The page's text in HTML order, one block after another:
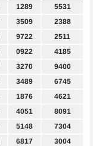
1289
5531
3509
2388
9722
2511
0922
4185
3270
9400
3489
6745
1876
4621
4051
8091
5148
7304
6817
3004